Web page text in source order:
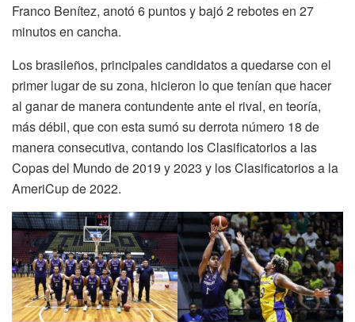
Franco Benítez, anotó 6 puntos y bajó 2 rebotes en 27
minutos en cancha.
Los brasileños, principales candidatos a quedarse con el
primer lugar de su zona, hicieron lo que tenían que hacer
al ganar de manera contundente ante el rival, en teoría,
más débil, que con esta sumó su derrota número 18 de
manera consecutiva, contando los Clasificatorios a las
Copas del Mundo de 2019 y 2023 y los Clasificatorios a la
AmeriCup de 2022.